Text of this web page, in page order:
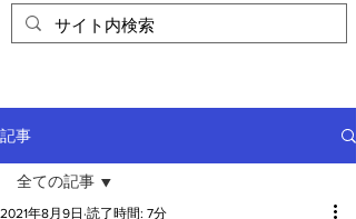
記事
全ての記事
2021年8月9日 読了時間: 7分